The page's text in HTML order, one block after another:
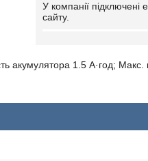
У компанії
сайту.
акумулятора 1.5 А·год;